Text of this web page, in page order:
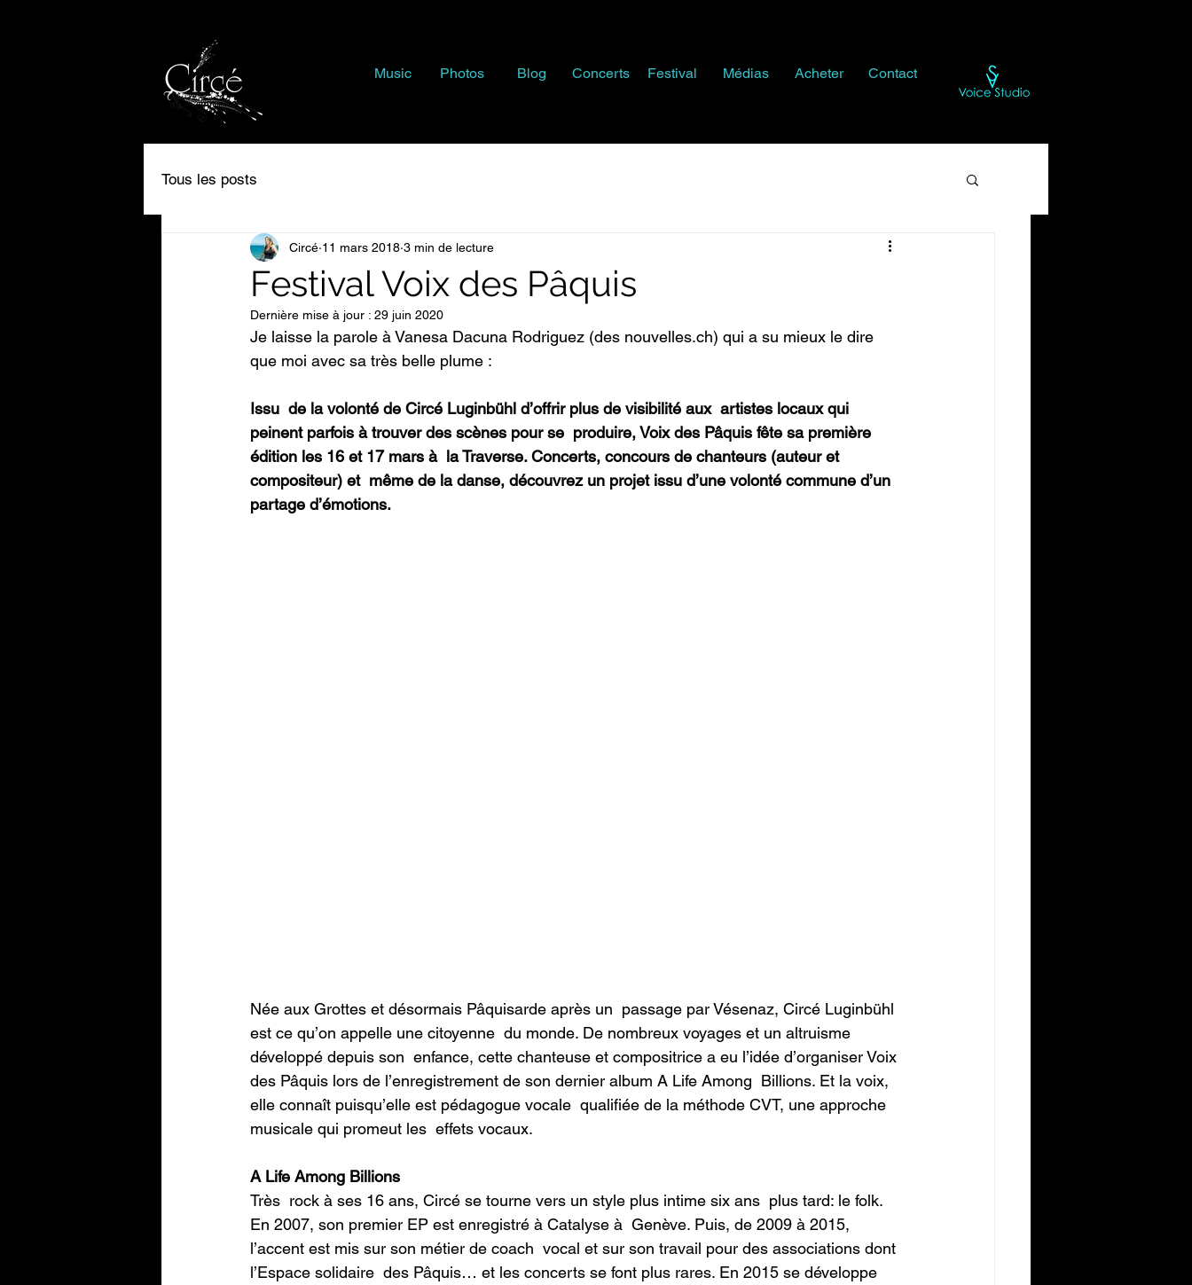
Music Photos Blog Concerts Festival Médias Acheter Contact
Tous les posts
Festival Voix des Pâquis
Circé 11 mars 2018 3 min de lecture
Dernière mise à jour : 29 juin 2020
Je laisse la parole à Vanesa Dacuna Rodriguez (des nouvelles.ch) qui a su mieux le dire
que moi avec sa très belle plume :
Issu  de la volonté de Circé Luginbühl d’offrir plus de visibilité aux  artistes locaux qui
peinent parfois à trouver des scènes pour se  produire, Voix des Pâquis fête sa première
édition les 16 et 17 mars à  la Traverse. Concerts, concours de chanteurs (auteur et
compositeur) et  même de la danse, découvrez un projet issu d’une volonté commune d’un
partage d’émotions.
Née aux Grottes et désormais Pâquisarde après un  passage par Vésenaz, Circé Luginbühl
est ce qu’on appelle une citoyenne  du monde. De nombreux voyages et un altruisme
développé depuis son  enfance, cette chanteuse et compositrice a eu l’idée d’organiser Voix
des Pâquis lors de l’enregistrement de son dernier album A Life Among  Billions. Et la voix,
elle connaît puisqu’elle est pédagogue vocale  qualifiée de la méthode CVT, une approche
musicale qui promeut les  effets vocaux.
A Life Among Billions
Très  rock à ses 16 ans, Circé se tourne vers un style plus intime six ans  plus tard: le folk.
En 2007, son premier EP est enregistré à Catalyse à  Genève. Puis, de 2009 à 2015,
l’accent est mis sur son métier de coach  vocal et sur son travail pour des associations dont
l’Espace solidaire  des Pâquis… et les concerts se font plus rares. En 2015 se développe